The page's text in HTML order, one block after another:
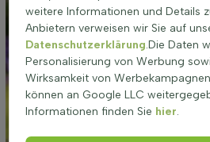
weitere Informationen und Details
Anbietern verweisen wir Sie auf
Datenschutzerklärung.Die Daten
Personalisierung von Werbung
Wirksamkeit von
können an Google LLC
Informationen finden Sie hier.